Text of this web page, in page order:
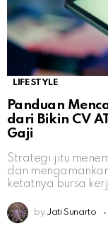
LIFESTYLE
Panduan
dari Bikin CV
Gaji
Strategi jitu
dan
ketatnya bursa
by Jati Sunarto